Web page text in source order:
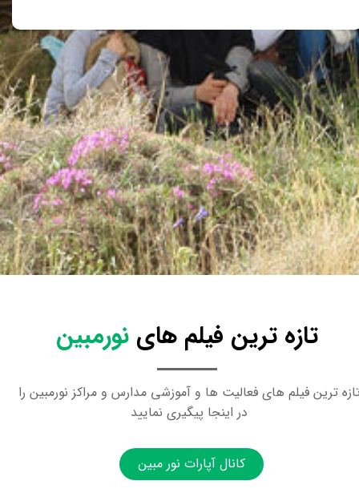
تازه ترین فیلم های نورمبین
ترین فیلم های فعالیت ها و آموزشی مدارس و مراکز نورمبین را
در اینجا پیگیری نمایید
کانال آپارات نور مبین